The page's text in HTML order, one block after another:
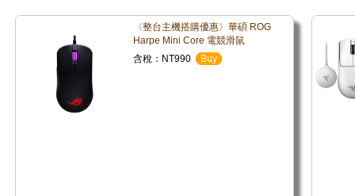
〈整台主機搭購優惠〉華碩 ROG
Harpe Mini Core 電競滑鼠
含稅：NT990
Buy